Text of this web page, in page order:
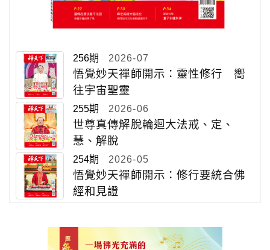
256期 2026-07
悟覺妙天禪師開示：靈性修行 嚮
往宇宙聖靈
255期 2026-06
世尊真傳解脫輪迴大法戒、定、
慧、解脫
254期 2026-05
悟覺妙天禪師開示：修行要統合佛
經和見證